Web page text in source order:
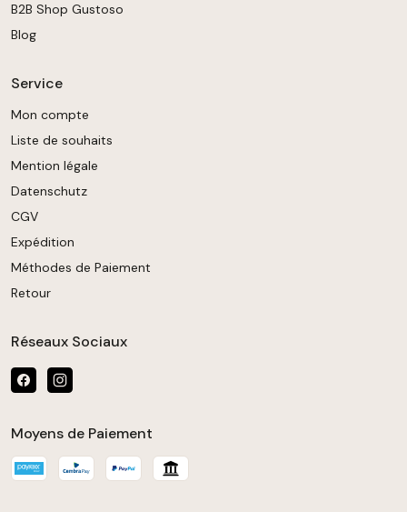
B2B Shop Gustoso
Blog
Service
Mon compte
Liste de souhaits
Mention légale
Datenschutz
CGV
Expédition
Méthodes de Paiement
Retour
Réseaux Sociaux
Moyens de Paiement